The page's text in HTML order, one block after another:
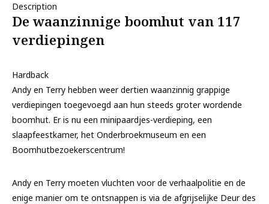
Description
De waanzinnige boomhut van 117
verdiepingen
Hardback
Andy en Terry hebben weer dertien waanzinnig grappige
verdiepingen toegevoegd aan hun steeds groter wordende
boomhut. Er is nu een minipaardjes-verdieping, een
slaapfeestkamer, het Onderbroekmuseum en een
Boomhutbezoekerscentrum!
Andy en Terry moeten vluchten voor de verhaalpolitie en de
enige manier om te ontsnappen is via de afgrijselijke Deur des